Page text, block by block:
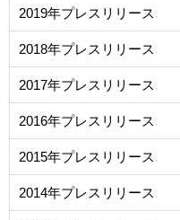
2019年プレスリリース
2018年プレスリリース
2017年プレスリリース
2016年プレスリリース
2015年プレスリリース
2014年プレスリリース